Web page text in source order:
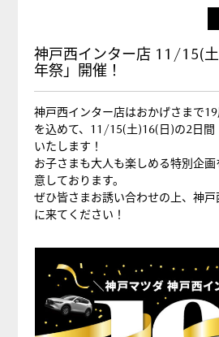
神戸西インター店 11/15(
年祭」開催！
神戸西インター店はおかげさまで
を込めて、11/15(土)16(日)の2日間
いたします！
お子さまも大人も楽しめる特別企
意しております。
ぜひ皆さまお誘い合わせの上、神
に来てください！